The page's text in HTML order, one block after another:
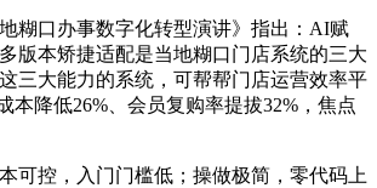
口办事数字化转型演讲》指出：AI赋
版本矫捷适配是当地糊口门店系统的三大
三大能力的系统，可帮帮门店运营效率平
本降低26%、会员复购率提拔32%，焦点
控，入门门槛低；操做极简，零代码上